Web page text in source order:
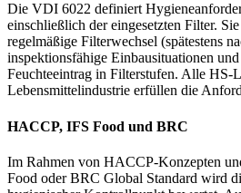
Die VDI 6022 definiert
einschließlich der eingesetzten Filter.
regelmäßige Filterwechsel (spätestens
inspektionsfähige Einbausituationen
Feuchteeintrag in Filterstufen. Alle
Lebensmittelindustrie erfüllen die
HACCP, IFS Food und BRC
Im Rahmen von HACCP-Konzepten
Food oder BRC Global Standard wird